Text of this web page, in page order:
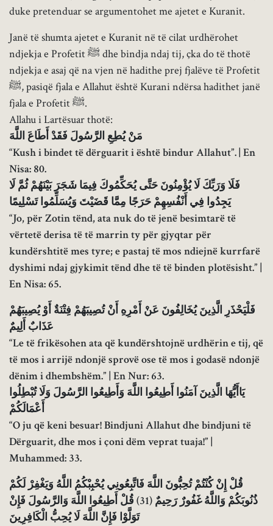
duke pretenduar se argumentohet me ajetet e Kuranit.
Janë të shumta ajetet e Kuranit në të cilat urdhërohet
ndjekja e Profetit ﷺ dhe bindja ndaj tij, çka do të thotë
ndjekja e asaj që na vjen në hadithe prej fjalëve të Profetit
ﷺ, pasiqë fjala e Allahut është Kurani ndërsa hadithet janë
fjala e Profetit ﷺ.
Allahu i Lartësuar thotë:
مَنْ يُطِعِ الرَّسُولَ فَقَدْ أَطَاعَ اللَّهَ
“Kush i bindet të dërguarit i është bindur Allahut”. | En
Nisa: 80.
فَلَا وَرَبِّكَ لَا يُؤْمِنُونَ حَتَّى يُحَكِّمُوكَ فِيمَا شَجَرَ بَيْنَهُمْ ثُمَّ لَا
يَجِدُوا فِي أَنْفُسِهِمْ حَرَجًا مِمَّا قَضَيْتَ وَيُسَلِّمُوا تَسْلِيمًا
“Jo, për Zotin tënd, ata nuk do të jenë besimtarë të
vërtetë derisa të të marrin ty për gjyqtar për
kundërshtitë mes tyre; e pastaj të mos ndiejnë kurrfarë
dyshimi ndaj gjykimit tënd dhe të të binden plotësisht.” |
En Nisa: 65.
فَلْيَحْذَرِ الَّذِينَ يُخَالِفُونَ عَنْ أَمْرِهِ أَنْ تُصِيبَهُمْ فِتْنَةٌ أَوْ يُصِيبَهُمْ
عَذَابٌ أَلِيمٌ
“Le të frikësohen ata që kundërshtojnë urdhërin e tij, që
të mos i arrijë ndonjë sprovë ose të mos i godasë ndonjë
dënim i dhembshëm.” | En Nur: 63.
يَاأَيُّهَا الَّذِينَ آمَنُوا أَطِيعُوا اللَّهَ وَأَطِيعُوا الرَّسُولَ وَلَا تُبْطِلُوا
أَعْمَالَكُمْ
“O ju që keni besuar! Bindjuni Allahut dhe bindjuni të
Dërguarit, dhe mos i çoni dëm veprat tuaja!” |
Muhammed: 33.
قُلْ إِنْ كُنْتُمْ تُحِبُّونَ اللَّهَ فَاتَّبِعُونِي يُحْبِبْكُمُ اللَّهُ وَيَغْفِرْ لَكُمْ
ذُنُوبَكُمْ وَاللَّهُ غَفُورٌ رَحِيمٌ (31) قُلْ أَطِيعُوا اللَّهَ وَالرَّسُولَ فَإِنْ
تَوَلَّوْا فَإِنَّ اللَّهَ لَا يُحِبُّ الْكَافِرِينَ